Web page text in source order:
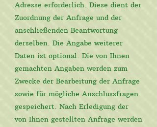
Adresse erforderlich. Diese dient der
Zuordnung der Anfrage und der
anschließenden Beantwortung
derselben. Die Angabe weiterer
Daten ist optional. Die von Ihnen
gemachten Angaben werden zum
Zwecke der Bearbeitung der Anfrage
sowie für mögliche Anschlussfragen
gespeichert. Nach Erledigung der
von Ihnen gestellten Anfrage werden